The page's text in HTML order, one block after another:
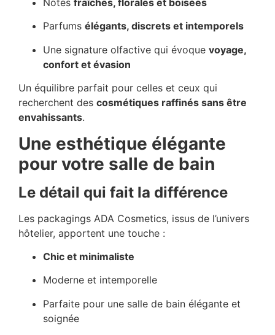
Notes fraîches, florales et boisées
Parfums élégants, discrets et intemporels
Une signature olfactive qui évoque voyage,
confort et évasion
Un équilibre parfait pour celles et ceux qui
recherchent des cosmétiques raffinés sans être
envahissants.
Une esthétique élégante
pour votre salle de bain
Le détail qui fait la différence
Les packagings ADA Cosmetics, issus de l’univers
hôtelier, apportent une touche :
Chic et minimaliste
Moderne et intemporelle
Parfaite pour une salle de bain élégante et
soignée